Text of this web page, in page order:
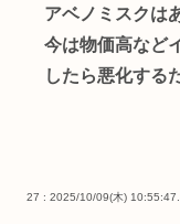
アベノミスクは
今は物価高など
したら悪化する
27 : 2025/10/09(木)